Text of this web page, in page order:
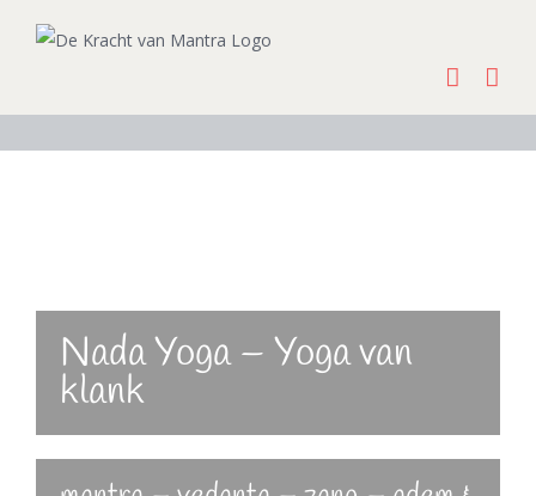
Nada Yoga – Yoga van
klank